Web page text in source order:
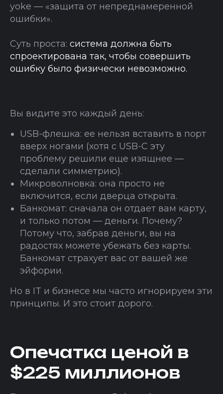
yoke — «защита от непреднамеренной
ошибки».
Суть проста: система должна быть
спроектирована так, чтобы совершить
ошибку было физически невозможно.
Вы видите это каждый день:
USB-флешка: eе нельзя вставить в порт
вверх ногами (хотя с USB-C эту
проблему решили еще изящнее —
сделали симметрию).
Микроволновка: она просто не
включится, если дверца открыта.
Банкомат: сначала он отдает вам карту,
и только потом — деньги. Почему?
Потому что, забрав деньги, вы на
радостях можете убежать без карты.
Банкомат страхует вас от вашей же
эйфории.
Но в IT и бизнесе мы часто игнорируем эти
принципы. И это стоит дорого.
Опечатка ценой в
$225 миллионов